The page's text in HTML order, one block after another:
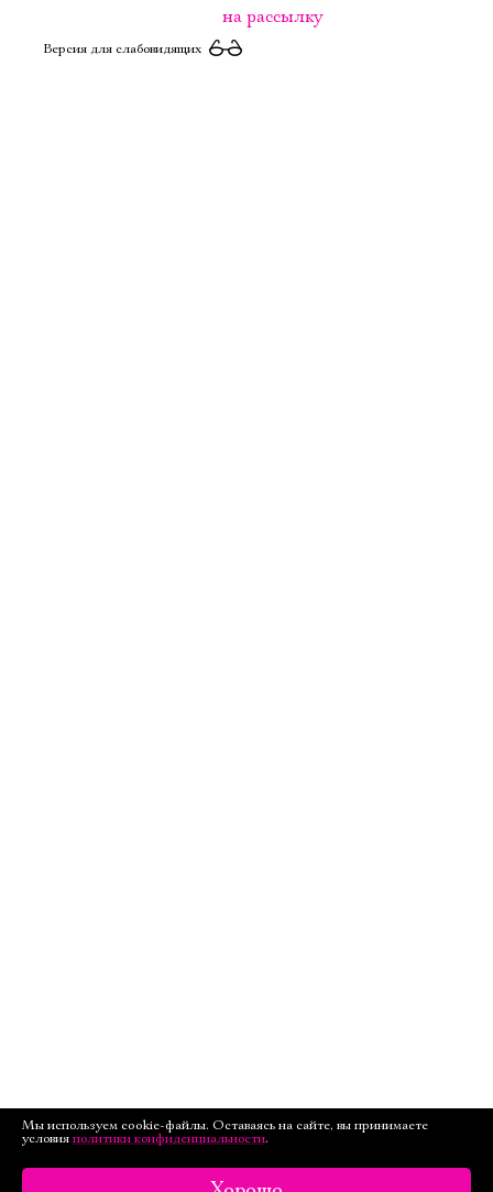
на рассылку
Версия для слабовидящих
Мы используем cookie-файлы. Оставаясь на сайте, вы принимаете
условия политики конфиденциальности.